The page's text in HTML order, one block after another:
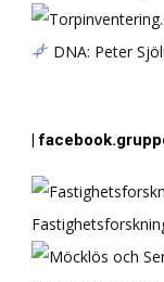
DNA: Peter
|